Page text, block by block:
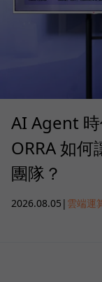
AI Agent
ORRA 如
團隊？
2026.08.05 | 雲端運